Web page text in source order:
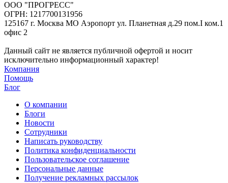
ООО "ПРОГРЕСС"
ОГРН: 1217700131956
125167 г. Москва МО Аэропорт ул. Планетная д.29 пом.I ком.1
офис 2
Данный сайт не является публичной офертой и носит
исключительно информационный характер!
Компания
Помощь
Блог
О компании
Блоги
Новости
Сотрудники
Написать руководству
Политика конфиденциальности
Пользовательское соглашение
Персональные данные
Получение рекламных рассылок